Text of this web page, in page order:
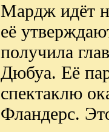
Мардж идёт
её
получила
Дюбуа. Её
спектаклю
Фландерс.